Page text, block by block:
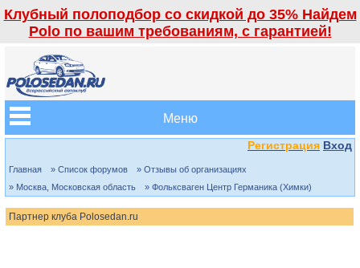
Клубный полоподбор со скидкой до 35% Найдем
Polo по вашим требованиям, с гарантией!
Меню
Регистрация Вход
Главная » Список форумов
» Отзывы об организациях
» Москва, Московская область
» Фольксваген Центр Германика (Химки)
Партнер клуба Polosedan.ru